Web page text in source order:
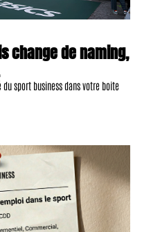
change de naming,
sport business dans votre boite